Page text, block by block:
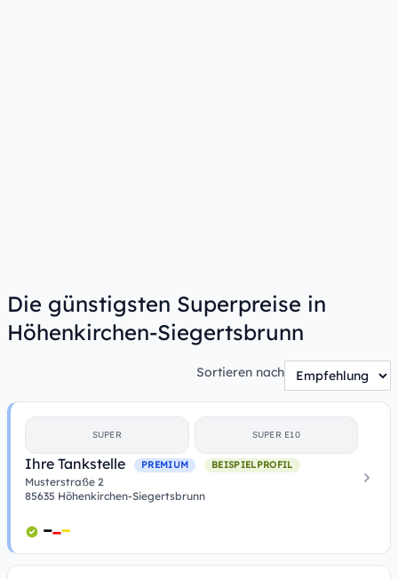
Die günstigsten Superpreise in
Höhenkirchen-Siegertsbrunn
Sortieren nach
SUPER SUPER E10
Ihre Tankstelle PREMIUM BEISPIELPROFIL
Musterstraße 2
85635 Höhenkirchen-Siegertsbrunn